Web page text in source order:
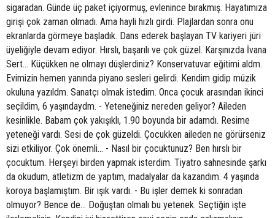
sigaradan. Günde üç paket içiyormuş, evlenince bırakmış. Hayatımıza
girişi çok zaman olmadı. Ama hayli hızlı girdi. Plajlardan sonra onu
ekranlarda görmeye başladık. Dans ederek başlayan TV kariyeri jüri
üyeliğiyle devam ediyor. Hırslı, başarılı ve çok güzel. Karşınızda İvana
Sert... Küçükken ne olmayı düşlerdiniz? Konservatuvar eğitimi aldm.
Evimizin hemen yanında piyano sesleri gelirdi. Kendim gidip müzik
okuluna yazıldm. Sanatçı olmak istedim. Onca çocuk arasından ikinci
seçildim, 6 yaşındaydm. - Yeteneğiniz nereden geliyor? Aileden
kesinlikle. Babam çok yakışıklı, 1.90 boyunda bir adamdı. Resime
yeteneği vardı. Sesi de çok güzeldi. Çocukken aileden ne görürseniz
sizi etkiliyor. Çok önemli... - Nasıl bir çocuktunuz? Ben hırslı bir
çocuktum. Herşeyi birden yapmak isterdim. Tiyatro sahnesinde şarkı
da okudum, atletizm de yaptım, madalyalar da kazandım. 4 yaşında
koroya başlamıştım. Bir ışık vardı. - Bu işler demek ki sonradan
olmuyor? Bence de... Doğuştan olmalı bu yetenek. Seçtiğin işte